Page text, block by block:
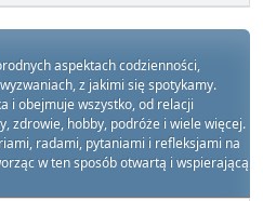
aspektach codzienności,
z jakimi się spotykamy.
i obejmuje wszystko, od relacji
zdrowie, hobby, podróże i wiele więcej.
radami, pytaniami i refleksjami na
w ten sposób otwartą i wspierającą